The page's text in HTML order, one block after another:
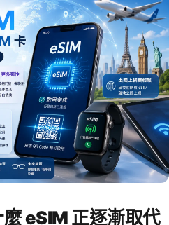
eSIM 正逐漸取代